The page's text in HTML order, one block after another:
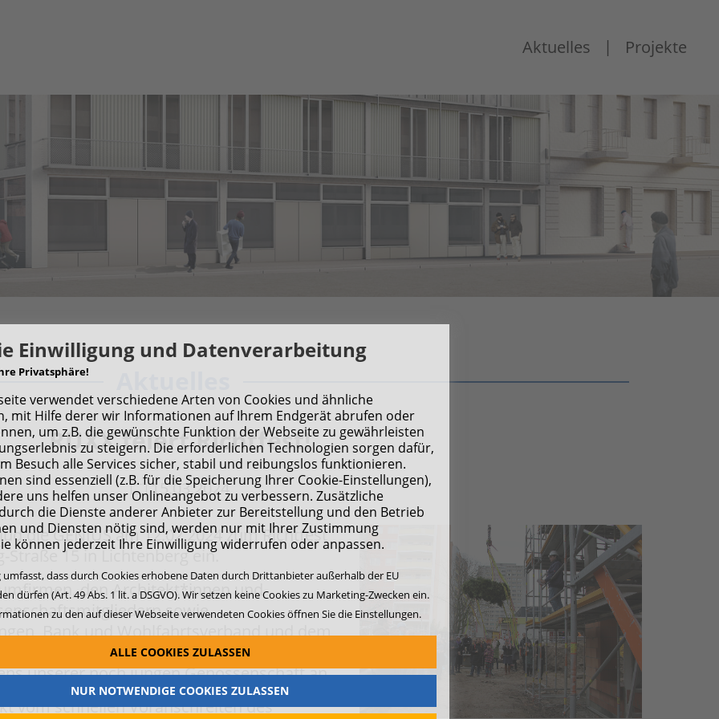
Aktuelles | Projekte
RUXX feiert Richtfest!
15.03.2024
die GENIUS am 12.02.2024 zum Richtfest
Straße 15 in Lichtenberg ein.
den Architekt*innen und
sowie
Bank und Wohlfahrtsverband und dem
auf das bisher Geleistete und das
unserer noch jungen Genossenschaft an.
vom schnellen Voranschreiten des
Einwilligung und Datenverarbeitung
Privatsphäre!
verwendet verschiedene Arten von Cookies und ähnliche
mit Hilfe derer wir Informationen auf Ihrem Endgerät abrufen oder
um z.B. die gewünschte Funktion der Webseite zu gewährleisten
zu steigern. Die erforderlichen Technologien sorgen dafür,
Besuch alle Services sicher, stabil und reibungslos funktionieren.
sind essenziell (z.B. für die Speicherung Ihrer Cookie-Einstellungen),
uns helfen unser Onlineangebot zu verbessern. Zusätzliche
die Dienste anderer Anbieter zur Bereitstellung und den Betrieb
und Diensten nötig sind, werden nur mit Ihrer Zustimmung
können jederzeit Ihre Einwilligung widerrufen oder anpassen.
umfasst, dass durch Cookies erhobene Daten durch Drittanbieter außerhalb der EU
dürfen (Art. 49 Abs. 1 lit. a DSGVO). Wir setzen keine Cookies zu Marketing-Zwecken ein.
zu den auf dieser Webseite verwendeten Cookies öffnen Sie die Einstellungen.
ALLE COOKIES ZULASSEN
NUR NOTWENDIGE COOKIES ZULASSEN